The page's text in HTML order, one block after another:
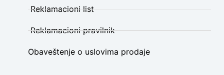
Reklamacioni list
Reklamacioni pravilnik
Obaveštenje o uslovima prodaje